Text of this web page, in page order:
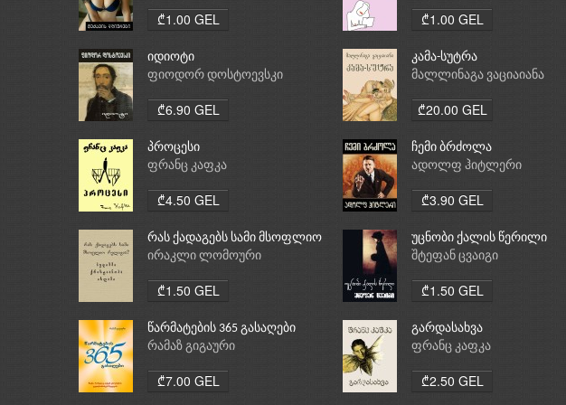
₾1.00 GEL ₾1.00 GEL
იდიოტი
ფიოდორ დოსტოევსკი
₾6.90 GEL
კამა-სუტრა
მალლინაგა ვაციაიანა
₾20.00 GEL
პროცესი
ფრანც კაფკა
₾4.50 GEL
ჩემი ბრძოლა
ადოლფ ჰიტლერი
₾3.90 GEL
რას ქადაგებს სამი მსოფლიო
რელიგია: ბუდიზმი,
ირაკლი ლომოური
₾1.50 GEL
უცნობი ქალის წერილი
შტეფან ცვაიგი
₾1.50 GEL
წარმატების 365 გასაღები
რამაზ გიგაური
₾7.00 GEL
გარდასახვა
ფრანც კაფკა
₾2.50 GEL